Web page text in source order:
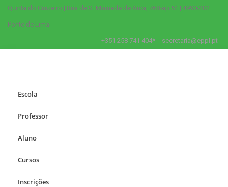
Quinta do Cruzeiro | Rua de S. Mamede de Arca, 768-ap 51 | 4990-202
Ponte de Lima
+351 258 741 404* secretaria@eppl.pt
Escola
Professor
Aluno
Cursos
Inscrições